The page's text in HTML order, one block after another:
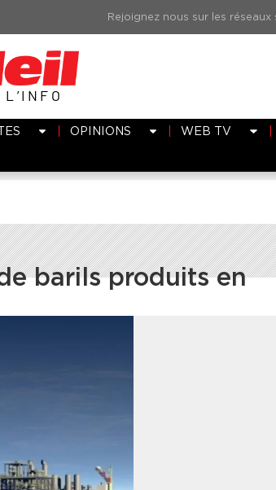
OPINIONS WEB TV
barils produits en